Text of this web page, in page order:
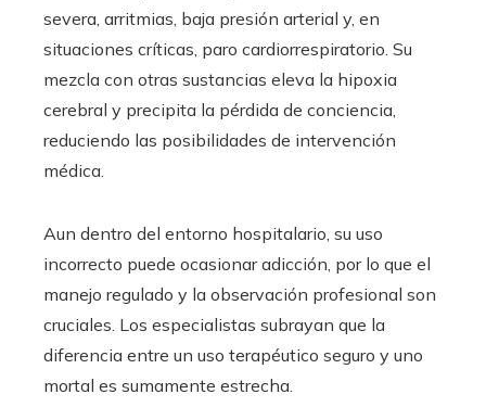
severa, arritmias, baja presión arterial y, en
situaciones críticas, paro cardiorrespiratorio. Su
mezcla con otras sustancias eleva la hipoxia
cerebral y precipita la pérdida de conciencia,
reduciendo las posibilidades de intervención
médica.
Aun dentro del entorno hospitalario, su uso
incorrecto puede ocasionar adicción, por lo que el
manejo regulado y la observación profesional son
cruciales. Los especialistas subrayan que la
diferencia entre un uso terapéutico seguro y uno
mortal es sumamente estrecha.